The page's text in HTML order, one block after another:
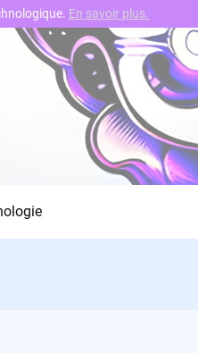
En savoir plus.